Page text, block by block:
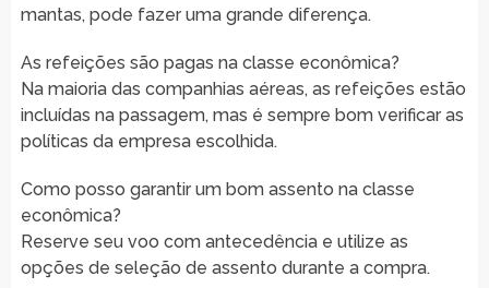
mantas, pode fazer uma grande diferença.
As refeições são pagas na classe econômica?
Na maioria das companhias aéreas, as refeições estão
incluídas na passagem, mas é sempre bom verificar as
políticas da empresa escolhida.
Como posso garantir um bom assento na classe
econômica?
Reserve seu voo com antecedência e utilize as
opções de seleção de assento durante a compra.